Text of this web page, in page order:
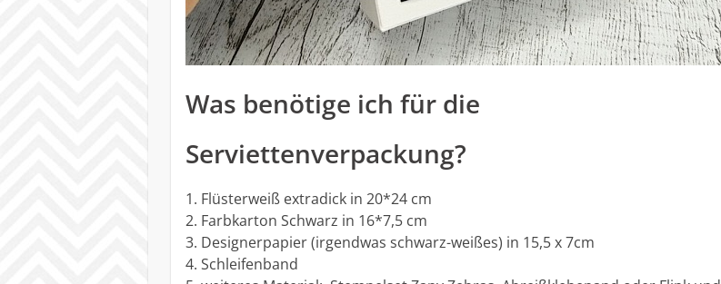
Was benötige ich für die
Serviettenverpackung?
1. Flüsterweiß extradick in 20*24 cm
2. Farbkarton Schwarz in 16*7,5 cm
3. Designerpapier (irgendwas schwarz-weißes) in 15,5 x 7cm
4. Schleifenband